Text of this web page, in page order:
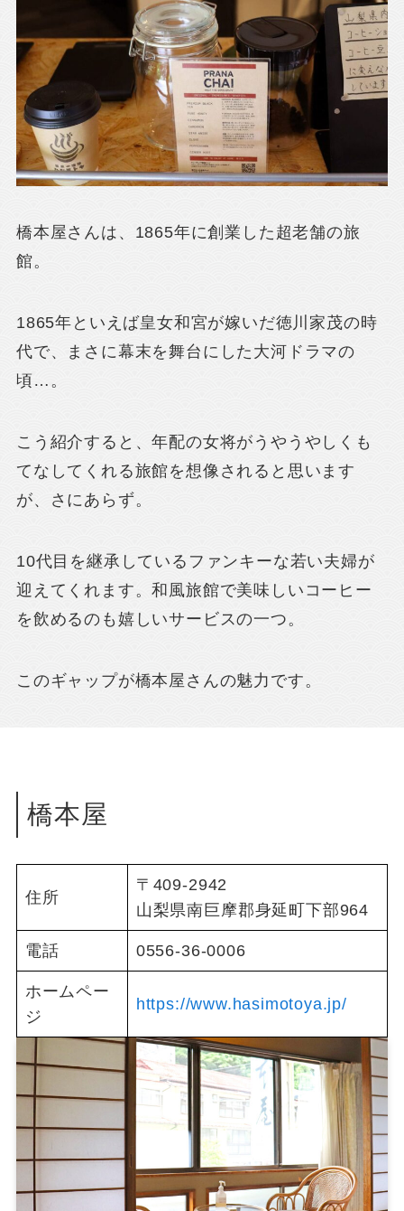
橋本屋さんは、1865年に創業した超老舗の旅
館。
1865年といえば皇女和宮が嫁いだ徳川家茂の時
代で、まさに幕末を舞台にした大河ドラマの
頃…。
こう紹介すると、年配の女将がうやうやしくも
てなしてくれる旅館を想像されると思います
が、さにあらず。
10代目を継承しているファンキーな若い夫婦が
迎えてくれます。和風旅館で美味しいコーヒー
を飲めるのも嬉しいサービスの一つ。
このギャップが橋本屋さんの魅力です。
橋本屋
住所
〒409-2942
山梨県南巨摩郡身延町下部964
電話 0556-36-0006
ホームペー
ジ
https://www.hasimotoya.jp/